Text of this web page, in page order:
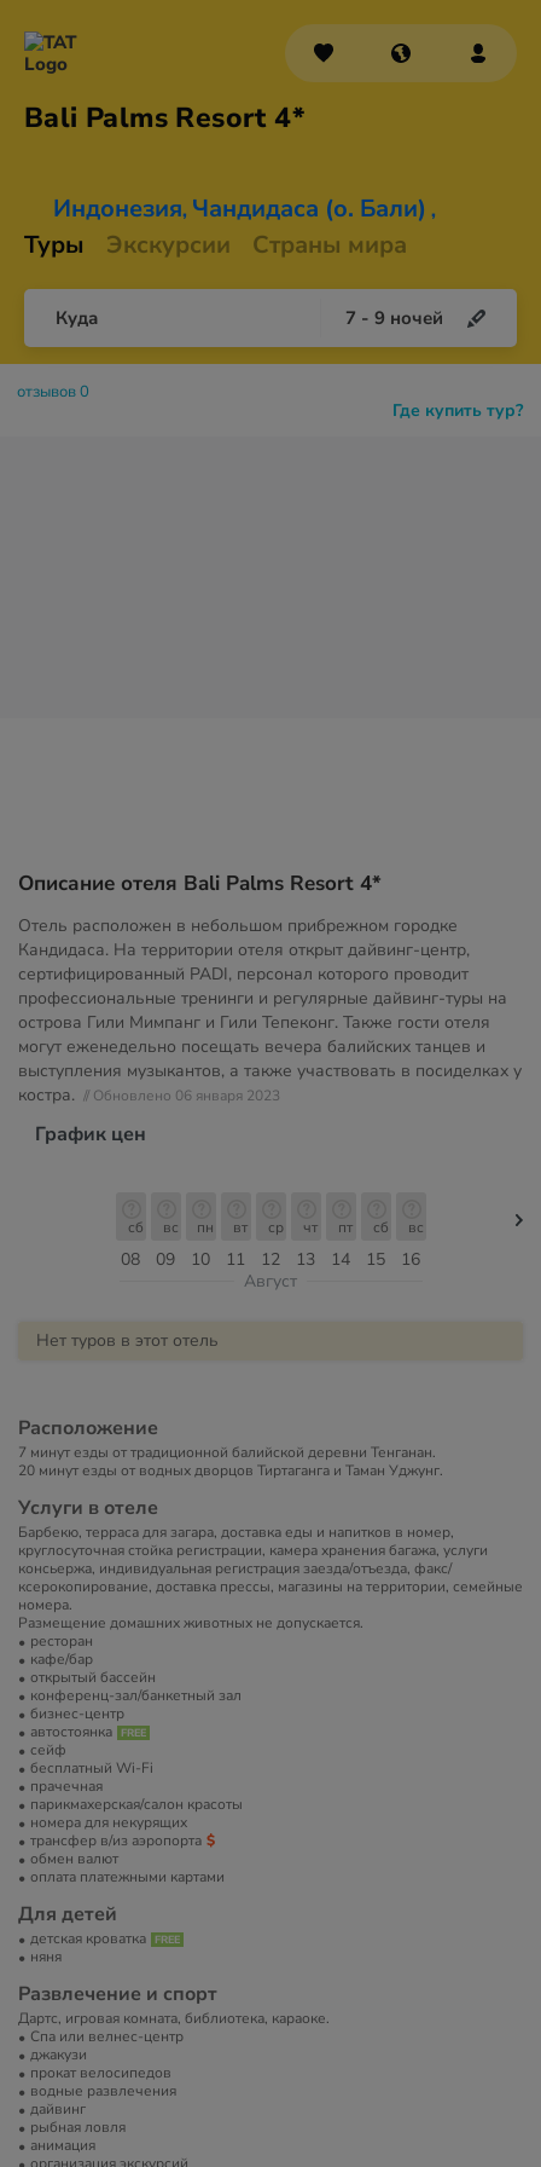
Bali Palms Resort 4*
Индонезия, Чандидаса (о. Бали) ,
Туры Экскурсии Страны мира
Куда 7 - 9 ночей
Где купить тур?
отзывов 0
Описание отеля Bali Palms Resort 4*
Отель расположен в небольшом прибрежном городке
Кандидаса. На территории отеля открыт дайвинг-центр,
сертифицированный PADI, персонал которого проводит
профессиональные тренинги и регулярные дайвинг-туры на
острова Гили Мимпанг и Гили Тепеконг. Также гости отеля
могут еженедельно посещать вечера балийских танцев и
выступления музыкантов, а также участвовать в посиделках у
костра. // Обновлено 06 января 2023
График цен
08
сб
09
вс
10
пн
11
вт
12
ср
13
чт
14
пт
15
сб
16
вс
Август
Нет туров в этот отель
Расположение
7 минут езды от традиционной балийской деревни Тенганан.
20 минут езды от водных дворцов Тиртаганга и Таман Уджунг.
Услуги в отеле
Барбекю, терраса для загара, доставка еды и напитков в номер,
круглосуточная стойка регистрации, камера хранения багажа, услуги
консьержа, индивидуальная регистрация заезда/отъезда, факс/
ксерокопирование, доставка прессы, магазины на территории, семейные
номера.
Размещение домашних животных не допускается.
ресторан
кафе/бар
открытый бассейн
конференц-зал/банкетный зал
бизнес-центр
автостоянка
сейф
бесплатный Wi-Fi
прачечная
парикмахерская/салон красоты
номера для некурящих
трансфер в/из аэропорта
обмен валют
оплата платежными картами
Для детей
детская кроватка
няня
Развлечение и спорт
Дартс, игровая комната, библиотека, караоке.
Спа или велнес-центр
джакузи
прокат велосипедов
водные развлечения
дайвинг
рыбная ловля
анимация